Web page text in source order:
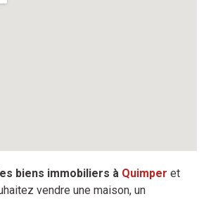
biens immobiliers à Quimper et
vendre une maison, un